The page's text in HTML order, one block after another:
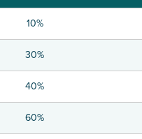
10%
30%
40%
60%